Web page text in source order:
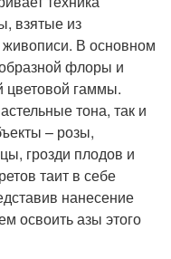
взятые из
живописи. В основном
флоры и
цветовой гаммы.
тона, так и
– розы,
грозди плодов и
таит в себе
нанесение
освоить азы этого